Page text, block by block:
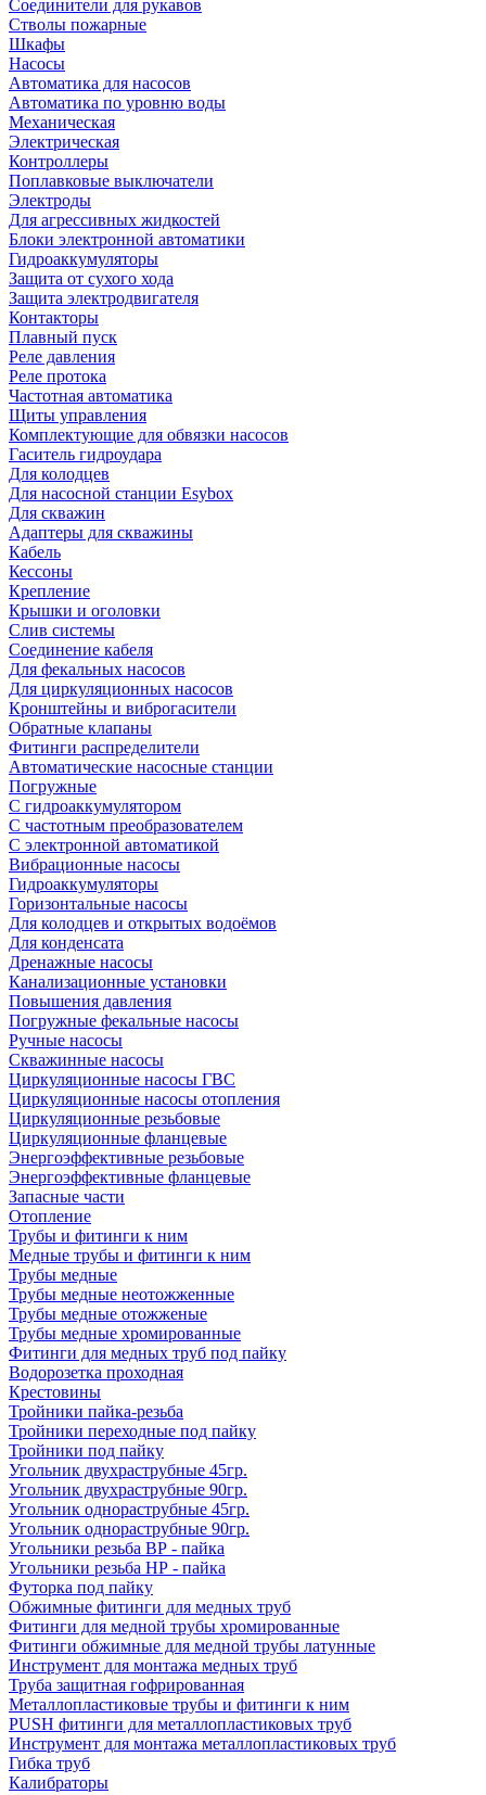
Соединители для рукавов
Стволы пожарные
Шкафы
Насосы
Автоматика для насосов
Автоматика по уровню воды
Механическая
Электрическая
Контроллеры
Поплавковые выключатели
Электроды
Для агрессивных жидкостей
Блоки электронной автоматики
Гидроаккумуляторы
Защита от сухого хода
Защита электродвигателя
Контакторы
Плавный пуск
Реле давления
Реле протока
Частотная автоматика
Щиты управления
Комплектующие для обвязки насосов
Гаситель гидроудара
Для колодцев
Для насосной станции Esybox
Для скважин
Адаптеры для скважины
Кабель
Кессоны
Крепление
Крышки и оголовки
Слив системы
Соединение кабеля
Для фекальных насосов
Для циркуляционных насосов
Кронштейны и виброгасители
Обратные клапаны
Фитинги распределители
Автоматические насосные станции
Погружные
С гидроаккумулятором
С частотным преобразователем
С электронной автоматикой
Вибрационные насосы
Гидроаккумуляторы
Горизонтальные насосы
Для колодцев и открытых водоёмов
Для конденсата
Дренажные насосы
Канализационные установки
Повышения давления
Погружные фекальные насосы
Ручные насосы
Скважинные насосы
Циркуляционные насосы ГВС
Циркуляционные насосы отопления
Циркуляционные резьбовые
Циркуляционные фланцевые
Энергоэффективные резьбовые
Энергоэффективные фланцевые
Запасные части
Отопление
Трубы и фитинги к ним
Медные трубы и фитинги к ним
Трубы медные
Трубы медные неотожженные
Трубы медные отожженые
Трубы медные хромированные
Фитинги для медных труб под пайку
Водорозетка проходная
Крестовины
Тройники пайка-резьба
Тройники переходные под пайку
Тройники под пайку
Угольник двухраструбные 45гр.
Угольник двухраструбные 90гр.
Угольник однораструбные 45гр.
Угольник однораструбные 90гр.
Угольники резьба ВР - пайка
Угольники резьба НР - пайка
Футорка под пайку
Обжимные фитинги для медных труб
Фитинги для медной трубы хромированные
Фитинги обжимные для медной трубы латунные
Инструмент для монтажа медных труб
Труба защитная гофрированная
Металлопластиковые трубы и фитинги к ним
PUSH фитинги для металлопластиковых труб
Инструмент для монтажа металлопластиковых труб
Гибка труб
Калибраторы